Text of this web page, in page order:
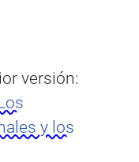
versión:
y los